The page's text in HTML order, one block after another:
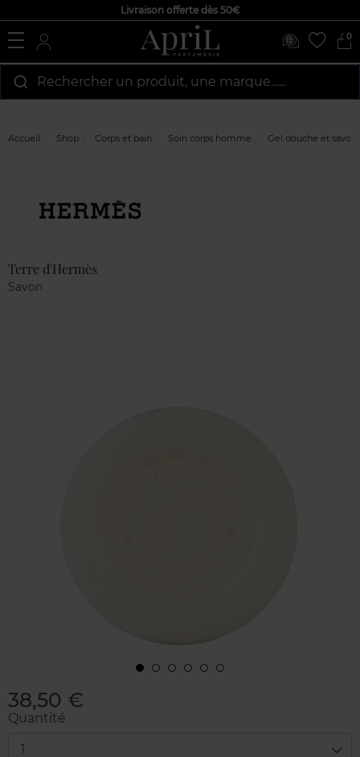
Livraison offerte dès 50€
0
Rechercher un produit, une marque…...
Accueil Shop Corps et bain Soin corps homme Gel douche et savon
Terre d'Hermès
Savon
38,50 €
Quantité
1